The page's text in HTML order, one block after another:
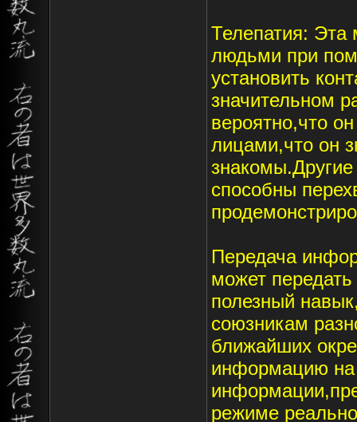
Телепатия: Эта
людьми при
установить
значительном
вероятно,что
лицами,что он
способны
Передача
может
полезный
союзникам
ближайших
информацию на
режиме